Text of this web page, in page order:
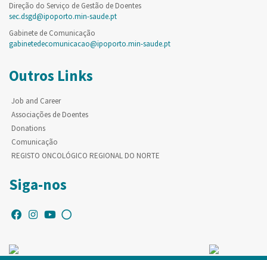
Direção do Serviço de Gestão de Doentes
sec.dsgd@ipoporto.min-saude.pt
Gabinete de Comunicação
gabinetedecomunicacao@ipoporto.min-saude.pt
Outros Links
Job and Career
Associações de Doentes
Donations
Comunicação
REGISTO ONCOLÓGICO REGIONAL DO NORTE
Siga-nos